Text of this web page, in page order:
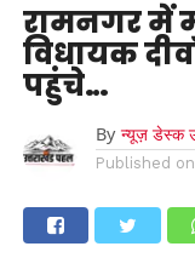
रामनगर में
विधायक
पहुंचे…
By न्यूज़ डेस्क
Published on